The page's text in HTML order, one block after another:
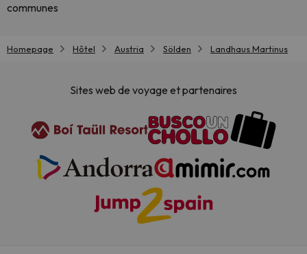
communes
Homepage Hôtel Austria Sölden Landhaus Martinus
Sites web de voyage et partenaires